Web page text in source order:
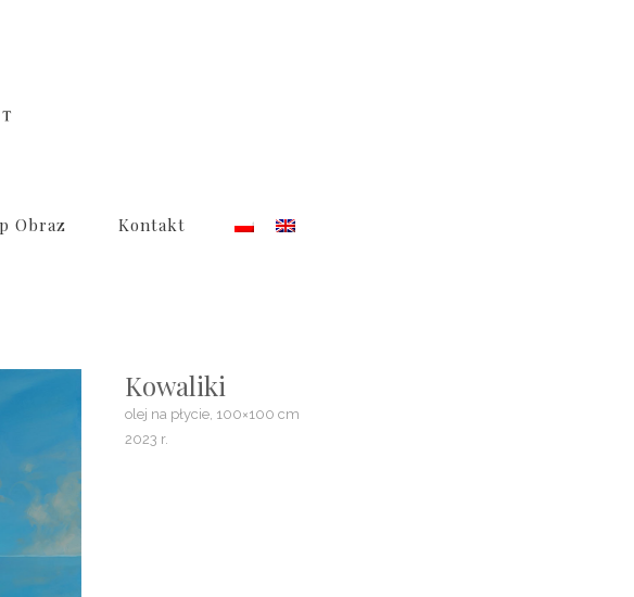
Obraz Kontakt
Kowaliki
olej na płycie, 100×100 cm
2023 r.